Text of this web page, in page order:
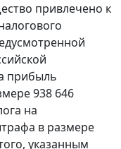
привлечено к
прибыль
938 646
на
в размере
указанным